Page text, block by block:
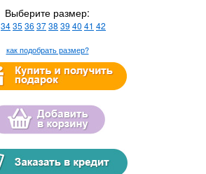
Выберите размер:
3435 36 3738 39 40 41 42
как подобрать размер?